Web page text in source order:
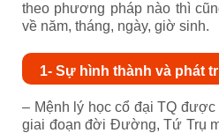
theo phương pháp nào thì
về năm, tháng, ngày, giờ sinh.
1- Sự hình thành và phát
– Mệnh lý học cổ đại TQ
giai đoạn đời Đường, Tứ Trụ